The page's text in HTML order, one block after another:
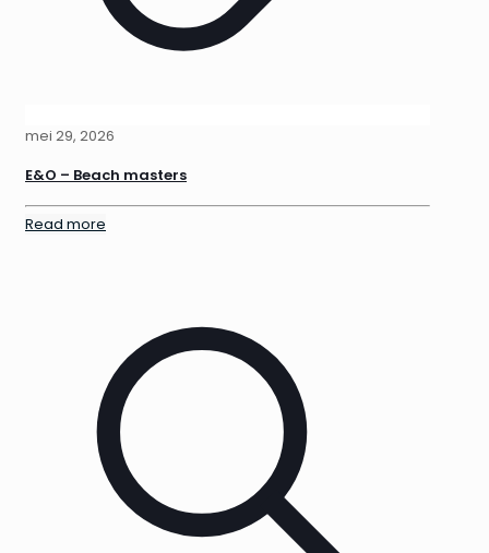
mei 29, 2026
E&O – Beach masters
Read more